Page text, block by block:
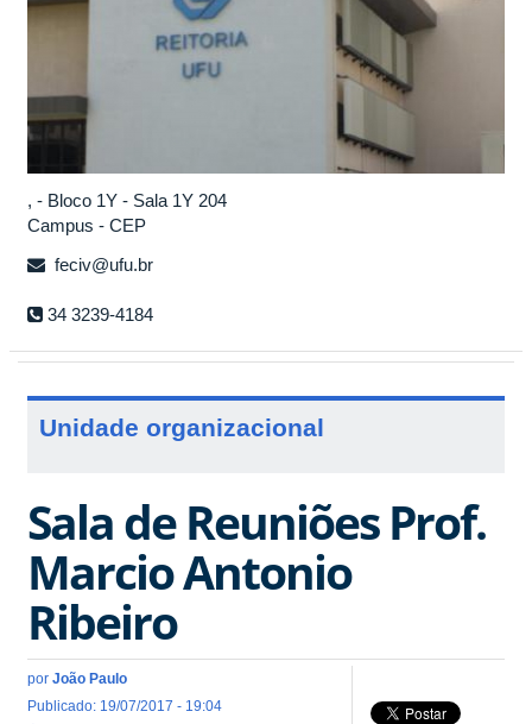
, - Bloco 1Y - Sala 1Y 204
Campus - CEP
feciv@ufu.br
34 3239-4184
Unidade organizacional
Sala de Reuniões Prof.
Marcio Antonio
Ribeiro
por João Paulo
Publicado: 19/07/2017 - 19:04